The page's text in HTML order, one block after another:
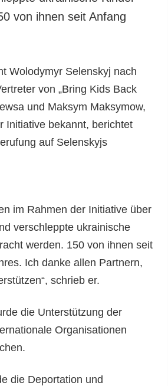
von ihnen seit Anfang
Wolodymyr Selenskyj nach
von „Bring Kids Back
und Maksym Maksymow,
Initiative bekannt, berichtet
auf Selenskyjs
im Rahmen der Initiative über
verschleppte ukrainische
werden. 150 von ihnen seit
Ich danke allen Partnern,
schrieb er.
die Unterstützung der
Organisationen
die Deportation und